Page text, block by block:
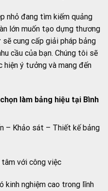
nhỏ đang tìm kiếm quảng
lớn muốn tạo dựng thương
sẽ cung cấp giải pháp bảng
cầu của bạn. Chúng tôi sẽ
ý tưởng và mang đến
làm bảng hiệu tại Bình
– Khảo sát – Thiết kế bảng
với công việc
kinh nghiệm cao trong lĩnh